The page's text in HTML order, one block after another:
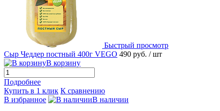
Быстрый просмотр
Сыр Чеддер постный 400г VEGO 490 руб. / шт
В корзину
Подробнее
Купить в 1 клик К сравнению
В избранное
В наличии